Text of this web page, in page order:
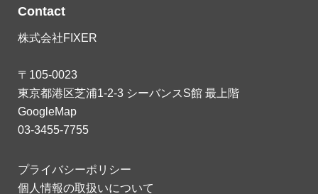
Contact
株式会社FIXER
〒105-0023
東京都港区芝浦1-2-3 シーバンスS館 最上階
GoogleMap
03-3455-7755
プライバシーポリシー
個人情報の取扱いについて